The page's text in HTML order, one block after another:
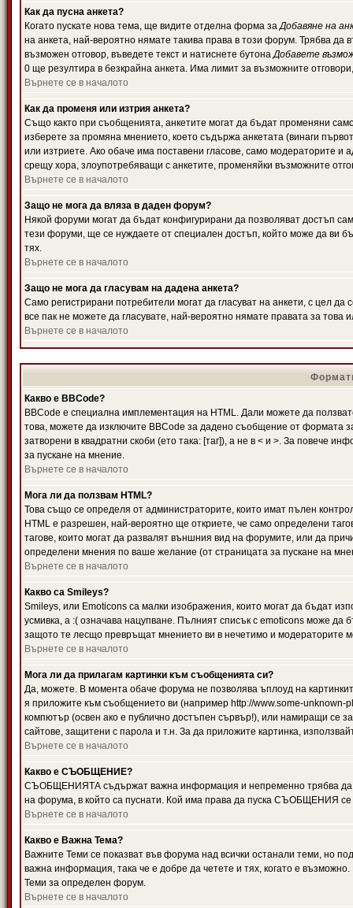
Как да пусна анкета?
Когато пускате нова тема, ще видите отделна форма заДобавяне на
на анкета, най-вероятно нямате такива права в този форум. Трябва да
възможен отговор, въведете текст и натиснете бутонаДобавете
0 ще резултира в безкрайна анкета. Има лимит за възможните
Върнете се в началото
Как да променя или изтрия анкета?
Също както при съобщенията, анкетите могат да бъдат променяни
изберете за промяна мнението, което съдържа анкетата (винаги
или изтриете. Ако обаче има поставени гласове, само модераторите и
срещу хора, злоупотребяващи с анкетите, променяйки възможните
Върнете се в началото
Защо не мога да вляза в даден форум?
Някой форуми могат да бъдат конфигурирани да позволяват достъп
тези форуми, ще се нуждаете от специален достъп, който може да ви
тях.
Върнете се в началото
Защо не мога да гласувам на дадена анкета?
Само регистрирани потребители могат да гласуват на анкети, с цел
все пак не можете да гласувате, най-вероятно нямате правата за това
Върнете се в началото
Какво е BBCode?
BBCode е специална имплементация на HTML. Дали можете да
това, можете да изключите BBCode за дадено съобщение от формата
затворени в квадратни скоби (ето така: [таг]), а не в < и >. За повече
за пускане на мнение.
Върнете се в началото
Мога ли да ползвам HTML?
Това също се определя от администраторите, които имат пълен
HTML е разрешен, най-вероятно ще откриете, че само определени
тагове, които могат да развалят външния вид на форумите, или да
определени мнения по ваше желание (от страницата за пускане на
Върнете се в началото
Какво са Smileys?
Smileys, или Emoticons са малки изображения, които могат да бъдат
усмивка, а :( означава нацупване. Пълният списък с emoticons може да
защото те лесщо превръщат мнението ви в нечетимо и модераторите
Върнете се в началото
Мога ли да прилагам картинки към съобщенията си?
Да, можете. В момента обаче форума не позволява ъплоуд на
я приложите към съобщението ви (например http://www.some-
компютър (освен ако е публично достъпен сървър!), или намиращи се
сайтове, защитени с парола и т.н. За да приложите картинка,
Върнете се в началото
Какво е СЪОБЩЕНИЕ?
СЪОБЩЕНИЯТА съдържат важна информация и непременно трябва да
на форума, в който са пуснати. Кой има права да пуска СЪОБЩЕНИЯ се
Върнете се в началото
Какво е Важна Тема?
Важните Теми се показват във форума над всички останали теми,
важна информация, така че е добре да четете и тях, когато е
Теми за определен форум.
Върнете се в началото